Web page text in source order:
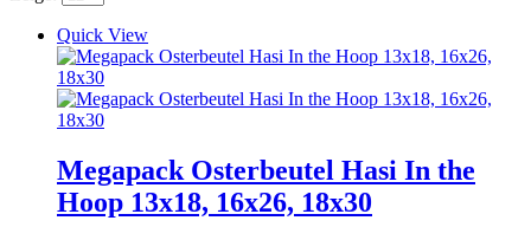
Quick View
Megapack Osterbeutel Hasi In the
Hoop 13x18, 16x26, 18x30